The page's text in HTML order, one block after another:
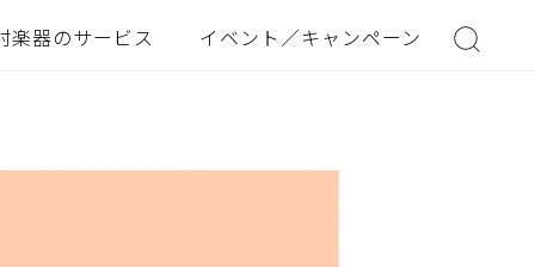
楽器のサービス イベント／キャンペーン